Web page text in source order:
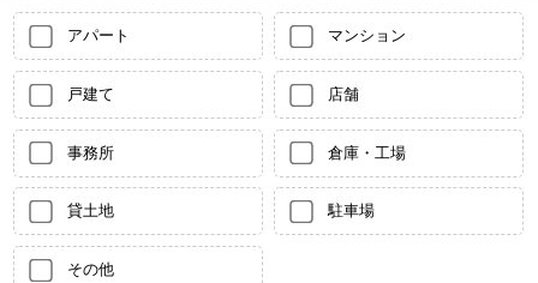
アパート マンション
戸建て 店舗
事務所 倉庫・工場
貸土地 駐車場
その他